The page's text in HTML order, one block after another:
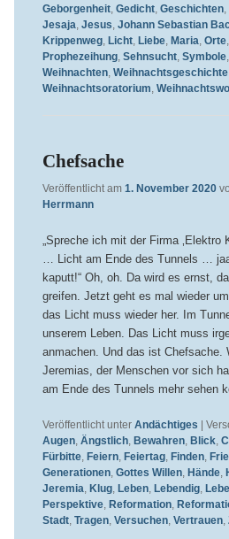
Geborgenheit, Gedicht, Geschichten,
Jesaja Jesus Johann Sebastian
Krippenweg, Licht, Liebe, Maria Orte,
Prophezeihung, Sehnsucht, Symbole,
Weihnachten, Weihnachtsgeschichte,
Weihnachtsoratorium
Chefsache
Veröffentlicht am 1. November 2020
Herrmann
„Spreche ich mit der Firma
… Licht am Ende des Tunnels …
kaputt!“ Oh, oh. Da wird es ernst,
greifen. Jetzt geht es mal wieder
das Licht muss wieder her. Im
unserem Leben. Das Licht muss
anmachen. Und das ist Chefsache.
Jeremias, der Menschen vor sich
am Ende des Tunnels mehr sehen
Veröffentlicht unter Andächtiges
Augen, Ängstlich, Bewahren, Blick,
Fürbitte, Feiern, Feiertag, Finden,
Generationen, Gottes Willen, Hände,
Jeremia, Klug, Leben, Lebendig,
Perspektive, Reformation,
Stadt, Tragen, Versuchen, Vertrauen,